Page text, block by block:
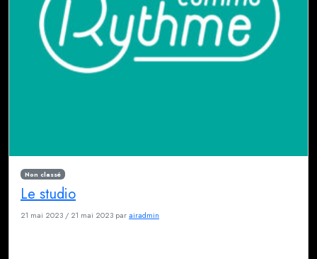
Non classé
Le studio
21 mai 2023 / 21 mai 2023 par airadmin